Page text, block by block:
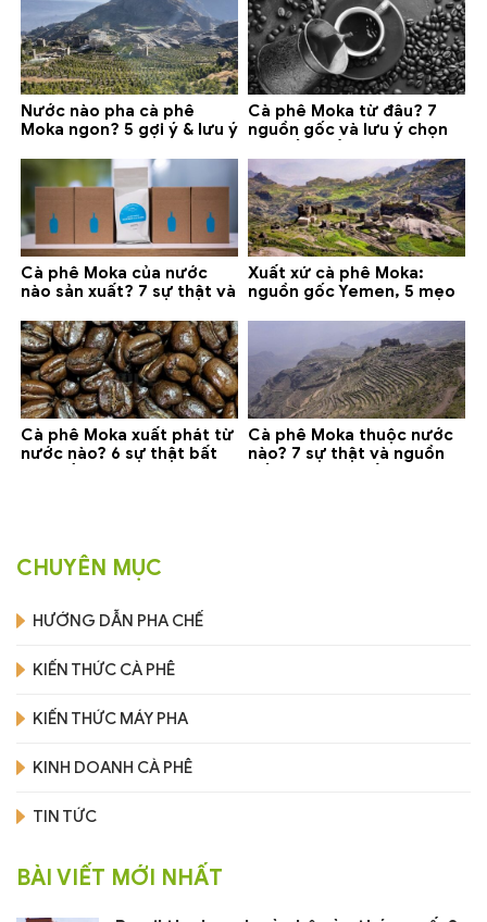
Nước nào pha cà phê
Moka ngon? 5 gợi ý & lưu ý
Cà phê Moka từ đâu? 7
nguồn gốc và lưu ý chọn
Cà phê Moka của nước
nào sản xuất? 7 sự thật và
Xuất xứ cà phê Moka:
nguồn gốc Yemen, 5 mẹo
Cà phê Moka xuất phát từ
nước nào? 6 sự thật bất
Cà phê Moka thuộc nước
nào? 7 sự thật và nguồn
CHUYÊN MỤC
HƯỚNG DẪN PHA CHẾ
KIẾN THỨC CÀ PHÊ
KIẾN THỨC MÁY PHA
KINH DOANH CÀ PHÊ
TIN TỨC
BÀI VIẾT MỚI NHẤT